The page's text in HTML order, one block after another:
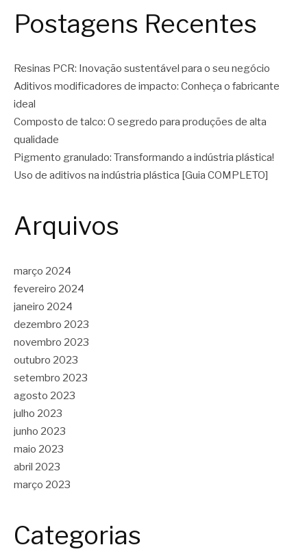
Postagens Recentes
Resinas PCR: Inovação sustentável para o seu negócio
Aditivos modificadores de impacto: Conheça o fabricante
ideal
Composto de talco: O segredo para produções de alta
qualidade
Pigmento granulado: Transformando a indústria plástica!
Uso de aditivos na indústria plástica [Guia COMPLETO]
Arquivos
março 2024
fevereiro 2024
janeiro 2024
dezembro 2023
novembro 2023
outubro 2023
setembro 2023
agosto 2023
julho 2023
junho 2023
maio 2023
abril 2023
março 2023
Categorias